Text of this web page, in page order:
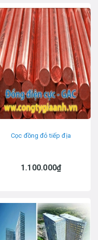
Cọc đồng đỏ tiếp địa
1.100.000₫